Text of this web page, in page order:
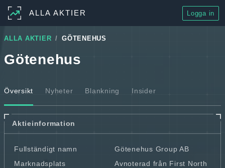
ALLA AKTIER Logga in
ALLA AKTIER GÖTENEHUS
Götenehus
Översikt Nyheter Blankning Insider
Aktieinformation
Fullständigt namn
Götenehus Group AB
Marknadsplats
Avnoterad från First North